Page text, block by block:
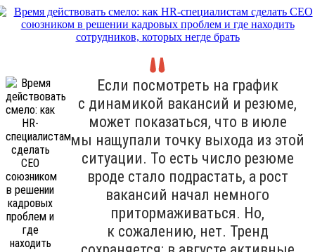
Если посмотреть на график
с динамикой вакансий и резюме,
может показаться, что в июле
мы нащупали точку выхода из этой
ситуации. То есть число резюме
вроде стало подрастать, а рост
вакансий начал немного
притормаживаться. Но,
к сожалению, нет. Тренд